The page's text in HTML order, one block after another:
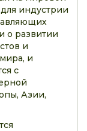
индустрии
о развитии
и
и
с
Азии,